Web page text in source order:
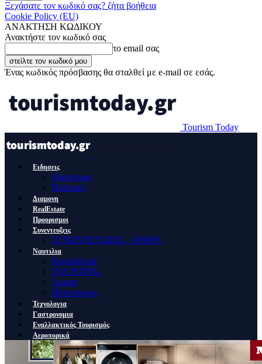
Ξεχάσατε τον κωδικό σας? ζήτα βοήθεια
Cookie Policy (EU)
ΑΝΑΚΤΗΣΗ ΚΩΔΙΚΟΥ
Ανακτήστε τον κωδικό σας
το email σας
Ένας κωδικός πρόσβασης θα σταλθεί με e-mail σε εσάς.
Tourism Today
Ειδησεις
Οικονομια
Πολιτικη
Διαμονη
RealEstate
Προορισμοι
Συνεντευξεις
ΣΥΝΕΝΤΕΥΞΕΙΣ – ΑΡΘΡΑ
Ναυτιλια
Κρουαζιερα
YACHTING
Λιμανι
Ποντοπορος
Τεχνολογια
Γαστρονομια
Εναλλακτικός Τουρισμός
Αεροπορικά